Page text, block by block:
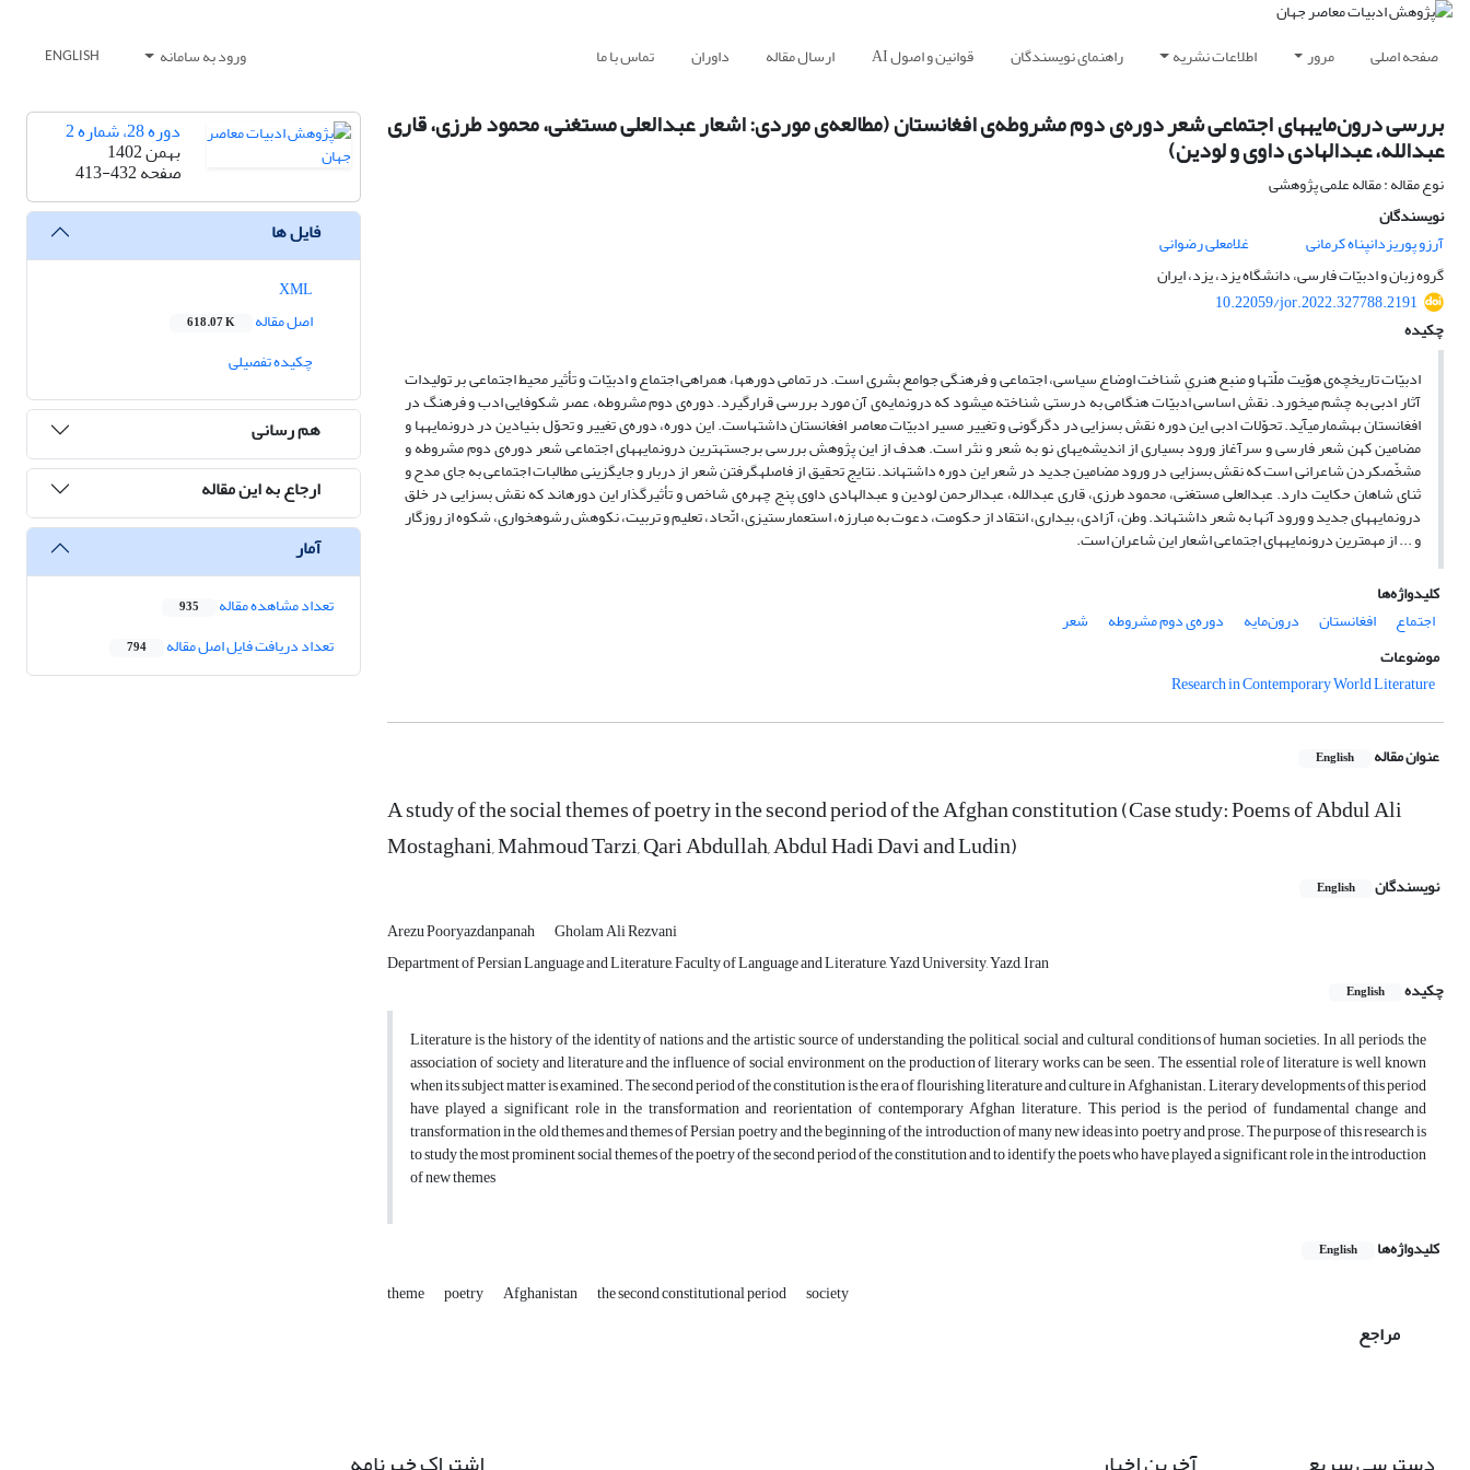
صفحه اصلی مرور اطلاعات نشریه راهنمای نویسندگان قوانین و اصول AI ارسال مقاله داوران تماس با ما ورود به سامانه ENGLISH
بررسی درون‌مایههای اجتماعی شعر دوره‌ی دوم مشروطه‌ی افغانستان (مطالعه‌ی موردی: اشعار عبدالعلی مستغنی، محمود طرزی، قاری
عبدالله، عبدالهادی داوی و لودین)
نوع مقاله : مقاله علمی پژوهشی
نویسندگان
آرزو پوریزدانپناه کرمانی
غلامعلی رضوانی
گروه زبان و ادبیّات فارسی، دانشگاه یزد، یزد، ایران
10.22059/jor.2022.327788.2191
چکیده
ادبیّات تاریخچه‌ی هوّیت ملّت­ها و منبع هنریِ شناخت اوضاع سیاسی، اجتماعی و فرهنگی جوامع بشری است. در تمامی دوره­ها، همراهی اجتماع و ادبیّات و تأثیر محیط اجتماعی بر تولیدات
آثار ادبی به چشم می­خورد. نقش اساسی ادبیّات هنگامی به درستی شناخته می­شود که درون­مایه‌ی آن مورد بررسی قرارگیرد. دوره‌ی دوم مشروطه، عصر شکوفایی ادب و فرهنگ در
افغانستان به­شمارمی­آید. تحوّلات ادبی این دوره نقش بسزایی در دگرگونی و تغییر مسیر ادبیّات معاصر افغانستان داشته­است. این دوره، دور‌ه‌ی تغییر و تحوّل بنیادین در درون­مایه­ها و
مضامین کهن شعر فارسی و سرآغاز ورود بسیاری از اندیشه‌ی­های نو به شعر و نثر است. هدف از این پژوهش بررسی برجسته­ترین درون­مایه­های اجتماعی شعر دوره‌ی دوم مشروطه و
مشخّص­کردن شاعرانی است که نقش بسزایی در ورود مضامین جدید در شعر این دوره داشته­­اند. نتایج تحقیق از فاصله­گرفتن شعر از دربار و جایگزینی مطالبات اجتماعی به جای مدح و
ثنای شاهان حکایت دارد. عبدالعلی مستغنی، محمود طرزی، قاری عبدالله، عبدالرحمن لودین و عبدالهادی داوی پنج چهره‌ی شاخص و تأثیرگذار این دوره­اند که نقش بسزایی در خلق
درون­مایه­های جدید و ورود آنها به شعر داشته­اند. وطن، آزادی، بیداری، انتقاد از حکومت، دعوت به مبارزه، استعمارستیزی، اتّحاد، تعلیم و تربیت، نکوهش رشوه­خواری، شکوه از روزگار
و ... از مهم­ترین درون­مایه­های اجتماعی اشعار این شاعران است.
کلیدواژه‌ها
اجتماع
افغانستان درون‌مایه دوره‌ی دوم مشروطه
شعر
موضوعات
Research in Contemporary World Literature
عنوان مقاله English
A study of the social themes of poetry in the second period of the Afghan constitution (Case study: Poems of Abdul Ali
Mostaghani, Mahmoud Tarzi, Qari Abdullah, Abdul Hadi Davi and Ludin)
نویسندگان English
Arezu Pooryazdanpanah
Gholam Ali Rezvani
Department of Persian Language and Literature, Faculty of Language and Literature, Yazd University, Yazd, Iran
چکیده
English
Literature is the history of the identity of nations and the artistic source of understanding the political, social and cultural conditions of human societies. In all periods, the
association of society and literature and the influence of social environment on the production of literary works can be seen. The essential role of literature is well known
when its subject matter is examined. The second period of the constitution is the era of flourishing literature and culture in Afghanistan. Literary developments of this period
have played a significant role in the transformation and reorientation of contemporary Afghan literature. This period is the period of fundamental change and
transformation in the old themes and themes of Persian poetry and the beginning of the introduction of many new ideas into poetry and prose. The purpose of this research is
to study the most prominent social themes of the poetry of the second period of the constitution and to identify the poets who have played a significant role in the introduction
of new themes
کلیدواژه‌ها English
theme poetry Afghanistan the second constitutional period society
مراجع
دوره 28، شماره 2
بهمن 1402
صفحه413-432
فایل ها
اصل مقاله
618.07 K
چکیده تفصیلی
هم رسانی
ارجاع به این مقاله
آمار
تعداد مشاهده مقاله 935
تعداد دریافت فایل اصل مقاله 794